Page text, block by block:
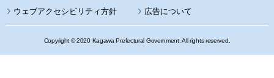
ウェブアクセシビリティ方針 広告について
Copyright © 2020 Kagawa Prefectural Government. All rights reserved.